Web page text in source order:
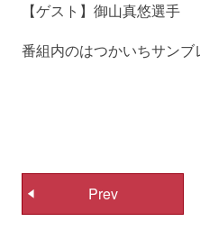
【ゲスト】御山真悠選手
番組内のはつかいちサンブ
投
稿
Prev